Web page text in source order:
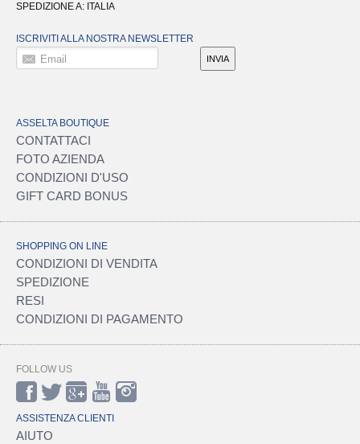
SPEDIZIONE A: ITALIA
ISCRIVITI ALLA NOSTRA NEWSLETTER
Email INVIA
ASSELTA BOUTIQUE
CONTATTACI
FOTO AZIENDA
CONDIZIONI D'USO
GIFT CARD BONUS
SHOPPING ON LINE
CONDIZIONI DI VENDITA
SPEDIZIONE
RESI
CONDIZIONI DI PAGAMENTO
FOLLOW US
ASSISTENZA CLIENTI
AIUTO